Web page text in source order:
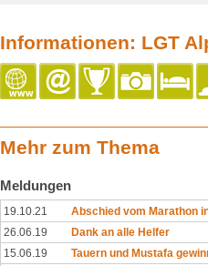
Informationen: LGT
Mehr zum Thema
Meldungen
19.10.21
Abschied vom Marathon
26.06.19
Dank an alle Helfer
15.06.19
Tauern und Mustafa